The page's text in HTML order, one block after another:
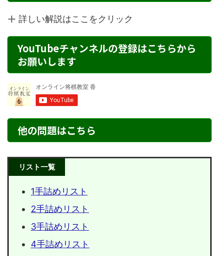
詳しい解説はここをクリック
YouTubeチャンネルの登録はこちらから
お願いします
他の問題はこちら
リスト一覧
1手詰めリスト
2手詰めリスト
3手詰めリスト
4手詰めリスト